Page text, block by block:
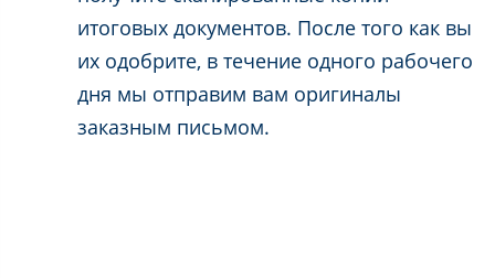
итоговых документов. После того как вы
их одобрите, в течение одного рабочего
дня мы отправим вам оригиналы
заказным письмом.